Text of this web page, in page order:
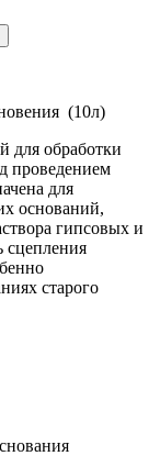
(10л)
для обработки
проведением
для
оснований,
гипсовых и
сцепления
старого